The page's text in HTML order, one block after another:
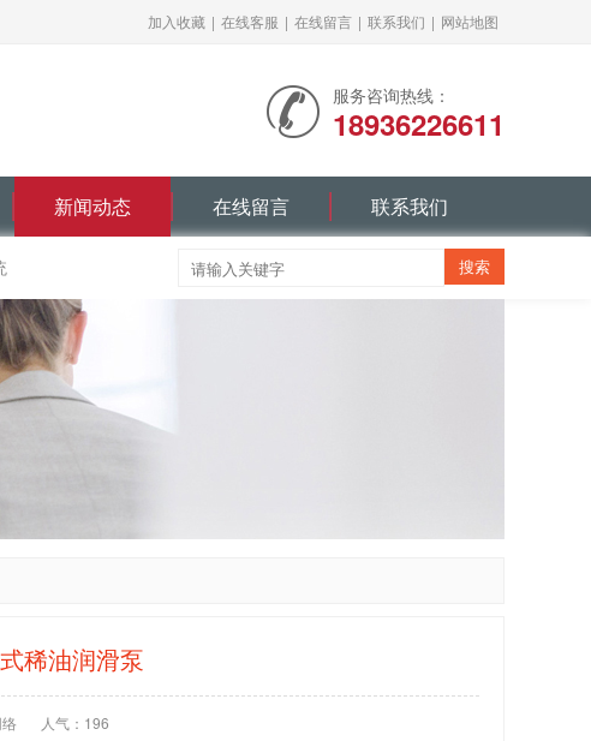
加入收藏 | 在线客服 | 在线留言 | 联系我们 | 网站地图
服务咨询热线：
18936226611
新闻动态 在线留言 联系我们
稀油润滑泵
人气： 196